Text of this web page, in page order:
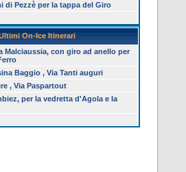
di Pezzè per la tappa del Giro
On-Ice Itinerari
Malciaussia, con giro ad anello per
Baggio , Via Tanti auguri
, Via Paspartout
per la vedretta d'Agola e la